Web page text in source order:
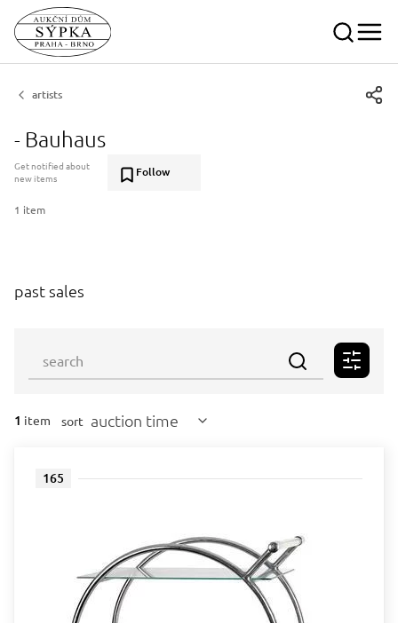
artists
- Bauhaus
Get notified about
new items
Follow
1 item
past sales
1 item sort auction time
165